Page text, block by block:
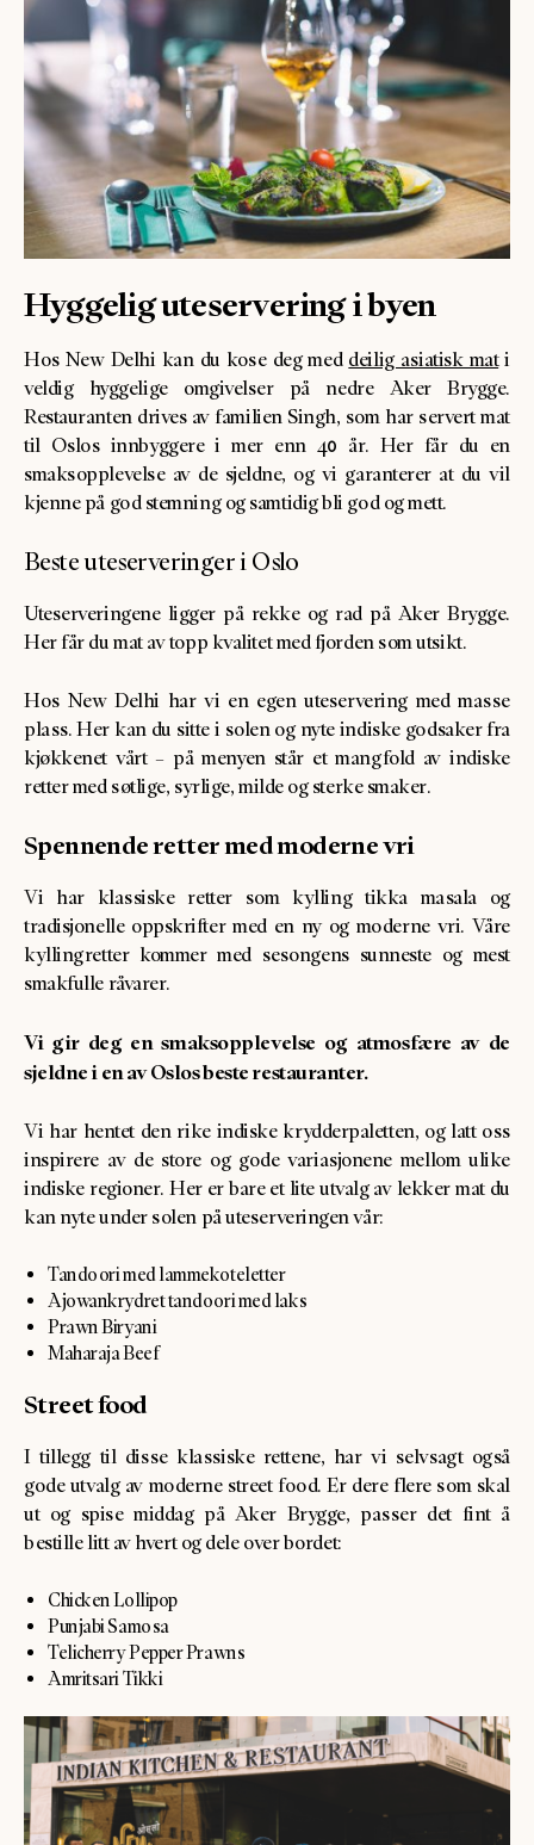
Hyggelig uteservering i byen
Hos New Delhi kan du kose deg med deilig asiatisk mati
veldig hyggelige omgivelser på nedre Aker Brygge.
Restauranten drives av familien Singh, som har servert mat
til Oslos innbyggere i mer enn 40 år. Her får du en
smaksopplevelse av de sjeldne, og vi garanterer at du vil
kjenne på god stemning og samtidig bli god og mett.
Beste uteserveringer i Oslo
Uteserveringene ligger på rekke og rad på Aker Brygge.
Her får du mat av topp kvalitet med fjorden som utsikt.
Hos New Delhi har vi en egen uteservering med masse
plass. Her kan du sitte i solen og nyte indiske godsaker fra
kjøkkenet vårt – på menyen står et mangfold av indiske
retter med søtlige, syrlige, milde og sterke smaker.
Spennende retter med moderne vri
Vi har klassiske retter som kylling tikka masala og
tradisjonelle oppskrifter med en ny og moderne vri. Våre
kyllingretter kommer med sesongens sunneste og mest
smakfulle råvarer.
Vi gir deg en smaksopplevelse og atmosfære av de
sjeldne i en av Oslos beste restauranter.
Vi har hentet den rike indiske krydderpaletten, og latt oss
inspirere av de store og gode variasjonene mellom ulike
indiske regioner. Her er bare et lite utvalg av lekker mat du
kan nyte under solen på uteserveringen vår:
Tandoori med lammekoteletter
Ajowankrydret tandoori med laks
Prawn Biryani
Maharaja Beef
Street food
I tillegg til disse klassiske rettene, har vi selvsagt også
gode utvalg av moderne street food. Er dere flere som skal
ut og spise middag på Aker Brygge, passer det fint å
bestille litt av hvert og dele over bordet:
Chicken Lollipop
Punjabi Samosa
Telicherry Pepper Prawns
Amritsari Tikki